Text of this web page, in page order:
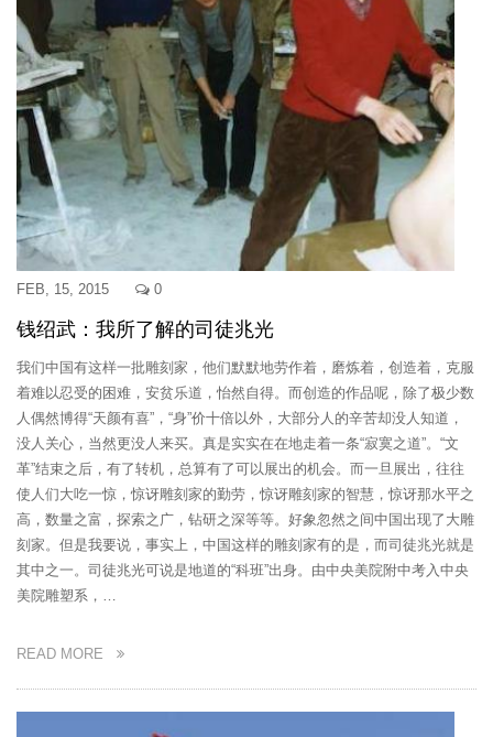
FEB, 15, 2015 0
钱绍武：我所了解的司徒兆光
我们中国有这样一批雕刻家，他们默默地劳作着，磨炼着，创造着，克服
着难以忍受的困难，安贫乐道，怡然自得。而创造的作品呢，除了极少数
人偶然博得“天颜有喜”，“身”价十倍以外，大部分人的辛苦却没人知道，
没人关心，当然更没人来买。真是实实在在地走着一条“寂寞之道”。“文
革”结束之后，有了转机，总算有了可以展出的机会。而一旦展出，往往
使人们大吃一惊，惊讶雕刻家的勤劳，惊讶雕刻家的智慧，惊讶那水平之
高，数量之富，探索之广，钻研之深等等。好象忽然之间中国出现了大雕
刻家。但是我要说，事实上，中国这样的雕刻家有的是，而司徒兆光就是
其中之一。司徒兆光可说是地道的“科班”出身。由中央美院附中考入中央
美院雕塑系，…
READ MORE